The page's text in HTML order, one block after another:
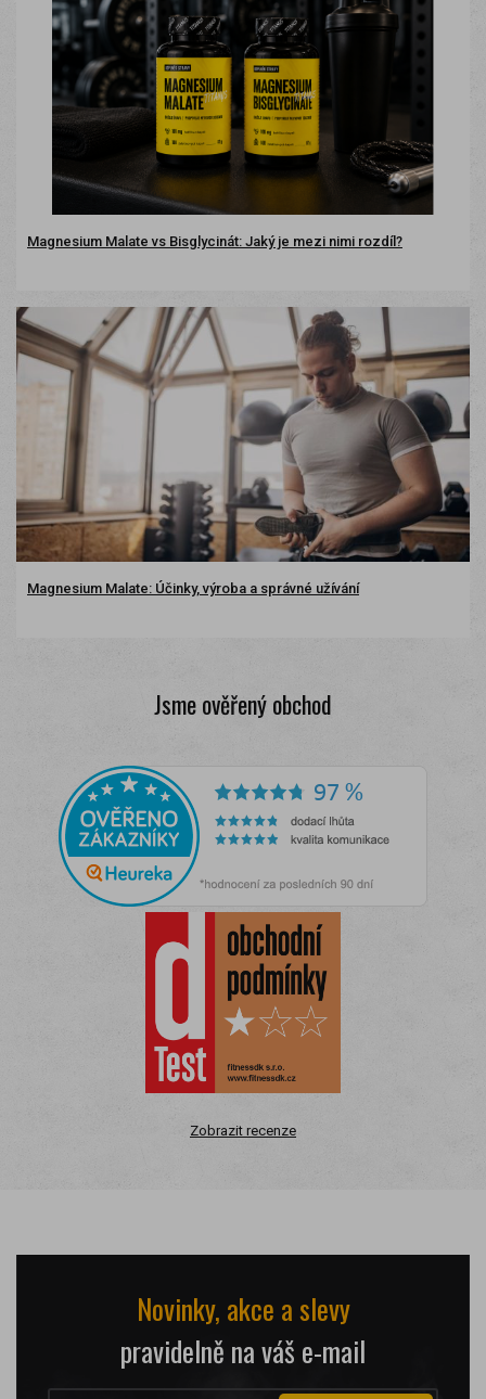
Magnesium Malate vs Bisglycinát: Jaký je mezi nimi rozdíl?
Magnesium Malate: Účinky, výroba a správné užívání
Jsme ověřený obchod
Zobrazit recenze
Novinky, akce a slevy
pravidelně na váš e-mail